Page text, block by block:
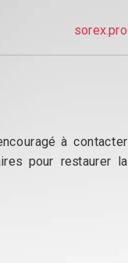
sorex.pro
à contacter
pour restaurer la